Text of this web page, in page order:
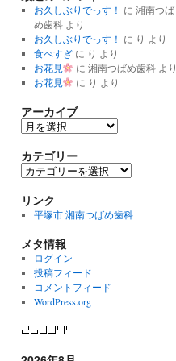
お久しぶりでっす！ に 湘南つば
め歯科より
お久しぶりでっす！ に り より
食べすぎに り より
お花見
に湘南つばめ歯科 より
お花見
に り より
アーカイブ
ア
カ
イ
カテゴリー
カ
ゴ
リ
リンク
平塚市 湘南つばめ歯科
メタ情報
ログイン
投稿フィード
コメントフィード
WordPress.org